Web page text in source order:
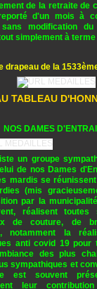
de la retraite de
d'un mois à
sans modification du
simplement à terme
drapeau de la
TABLEAU
NOS DAMES
un groupe
de nos Dames
mardis se
(mis
par la
réalisent toutes
de couture, de
notamment la
anti covid 19 pour
des plus
sympathiques et
est souvent
leur